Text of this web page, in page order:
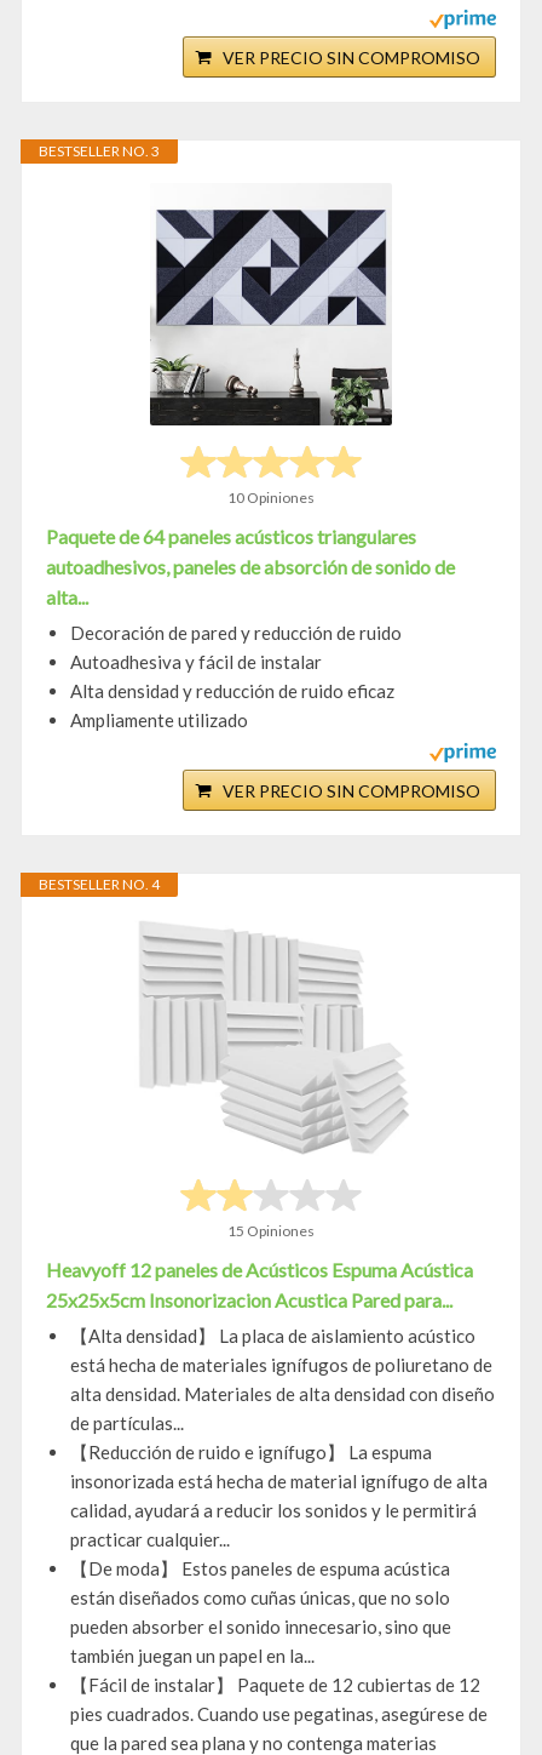
VER PRECIO SIN COMPROMISO
BESTSELLER NO. 3
10 Opiniones
Paquete de 64 paneles acústicos triangulares
autoadhesivos, paneles de absorción de sonido de
alta...
Decoración de pared y reducción de ruido
Autoadhesiva y fácil de instalar
Alta densidad y reducción de ruido eficaz
Ampliamente utilizado
VER PRECIO SIN COMPROMISO
BESTSELLER NO. 4
15 Opiniones
Heavyoff 12 paneles de Acústicos Espuma Acústica
25x25x5cm Insonorizacion Acustica Pared para...
【Alta densidad】 La placa de aislamiento acústico
está hecha de materiales ignífugos de poliuretano de
alta densidad. Materiales de alta densidad con diseño
de partículas...
【Reducción de ruido e ignífugo】 La espuma
insonorizada está hecha de material ignífugo de alta
calidad, ayudará a reducir los sonidos y le permitirá
practicar cualquier...
【De moda】 Estos paneles de espuma acústica
están diseñados como cuñas únicas, que no solo
pueden absorber el sonido innecesario, sino que
también juegan un papel en la...
【Fácil de instalar】 Paquete de 12 cubiertas de 12
pies cuadrados. Cuando use pegatinas, asegúrese de
que la pared sea plana y no contenga materias